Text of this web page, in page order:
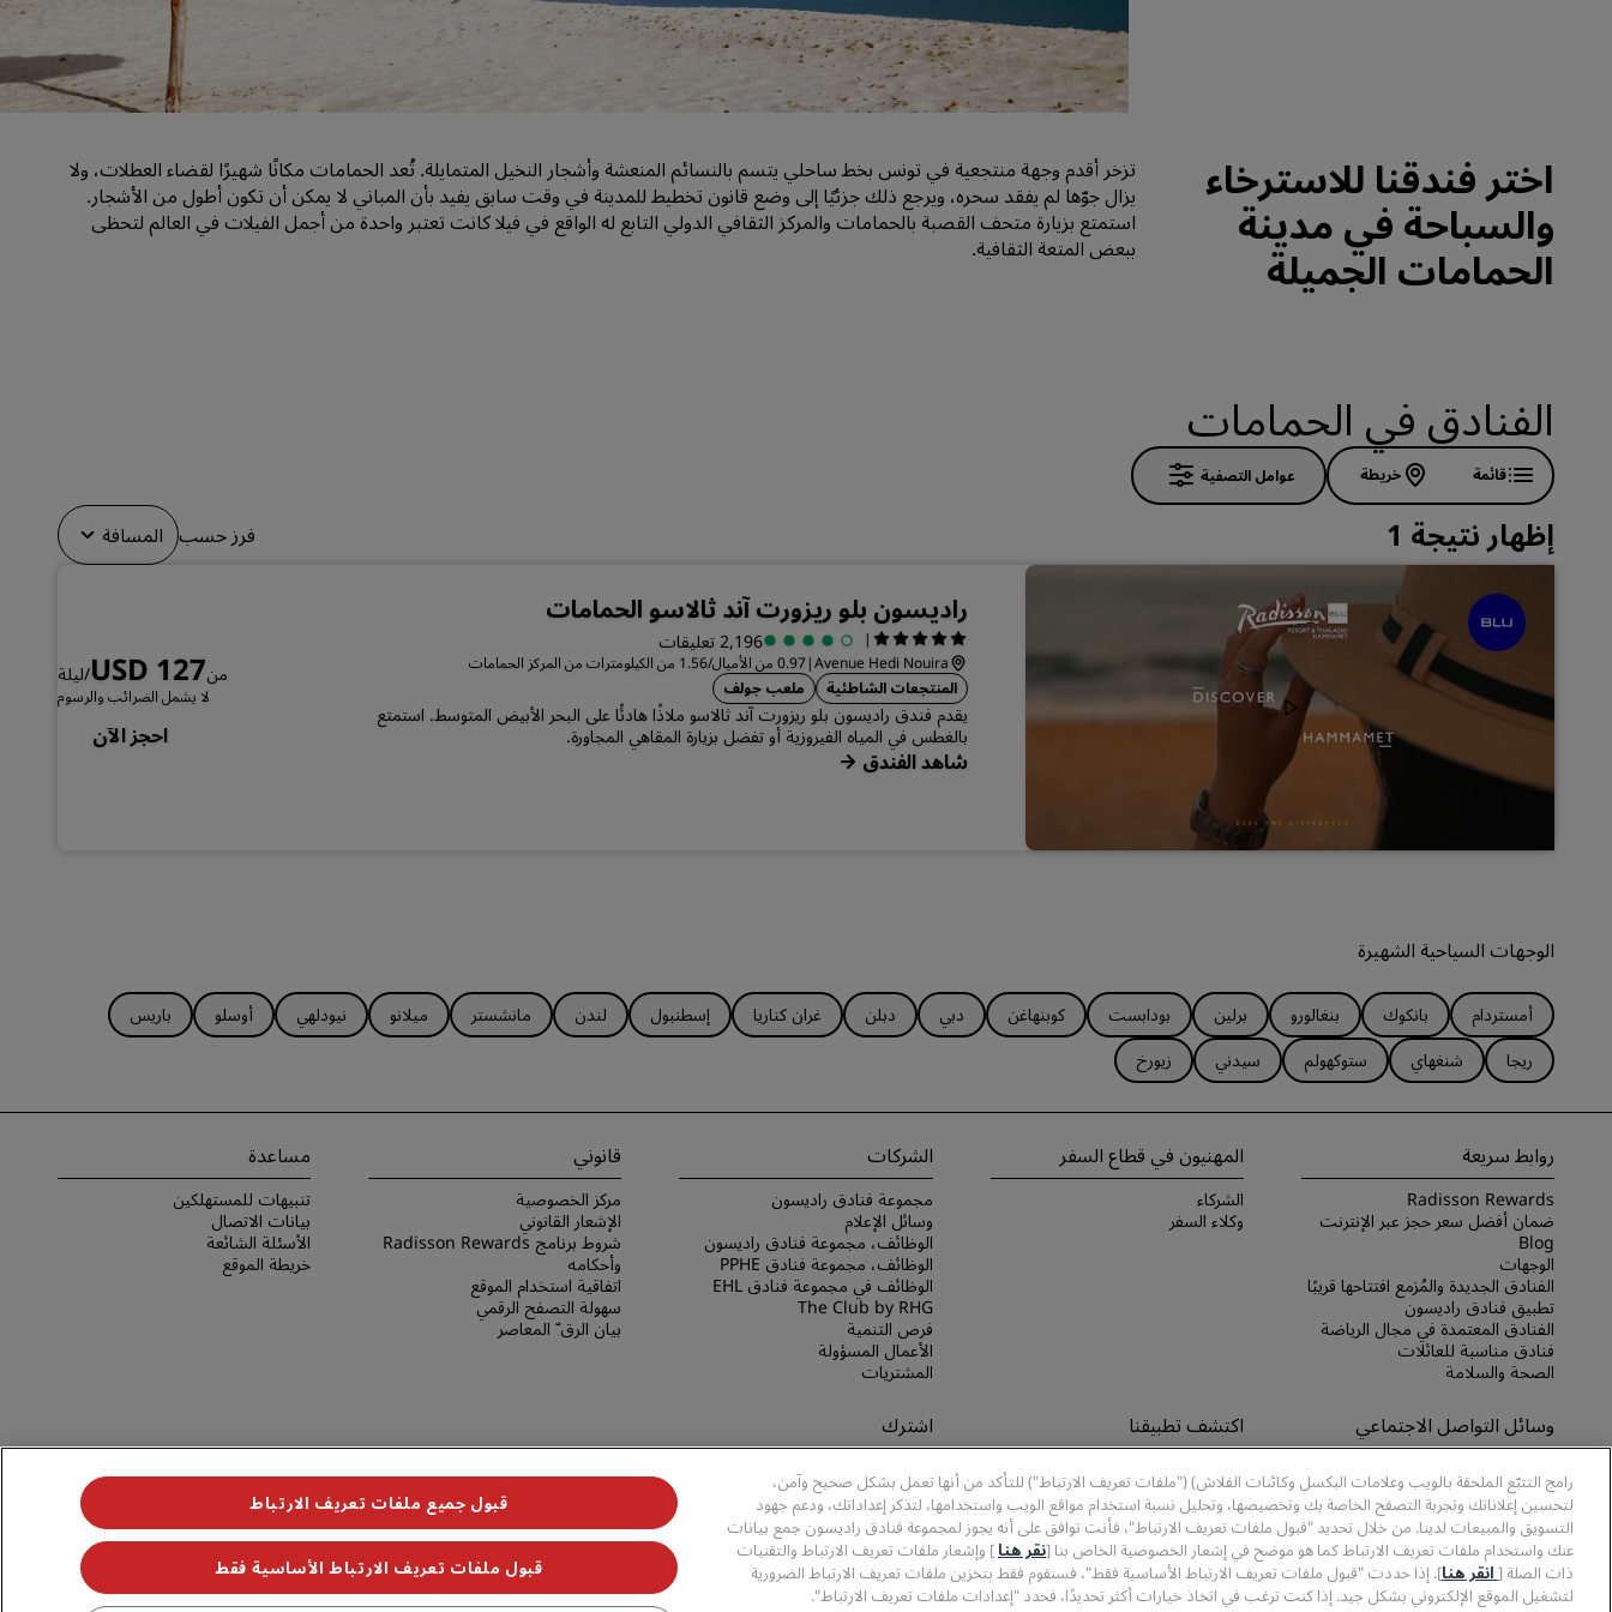
اطلب عرض أسعار
وجهات الفعاليات
حلول الصناعة
البحث عن الرحلات
البحث عن الرحلات
قاعات الزفاف
إقامات مستدامة
إقامات الفرق الرياضية
فنادق في وسط المدينة
تفضل بزيارة مدونتنا
اختر فندقنا للاسترخاء
والسباحة في مدينة
الحمامات الجميلة
تزخر أقدم وجهة منتجعية في تونس بخط ساحلي يتسم بالنسائم المنعشة وأشجار النخيل المتمايلة. تُعد الحمامات مكانًا شهيرًا لقضاء العطلات، ولا
يزال جوّها لم يفقد سحره، ويرجع ذلك جزئيًا إلى وضع قانون تخطيط للمدينة في وقت سابق يفيد بأن المباني لا يمكن أن تكون أطول من الأشجار.
استمتع بزيارة متحف القصبة بالحمامات والمركز الثقافي الدولي التابع له الواقع في فيلا كانت تعتبر واحدة من أجمل الفيلات في العالم لتحظى
ببعض المتعة الثقافية.
الفنادق في الحمامات
قائمة خريطة عوامل التصفية
إظهار نتيجة 1 فرز حسب المسافة
راديسون بلو ريزورت آند ثالاسو الحمامات
| 2,196 تعليقات
Avenue Hedi Nouira
| 0.97 من الأميال/1.56 من الكيلومترات من المركز الحمامات
المنتجعات الشاطئية
ملعب جولف
يقدم فندق راديسون بلو ريزورت آند ثالاسو ملاذًا هادئًا على البحر الأبيض المتوسط. استمتع
بالغطس في المياه الفيروزية أو تفضل بزيارة المقاهي المجاورة.
شاهد الفندق
منUSD 127/ليلة
لا يشمل الضرائب والرسوم
احجز الآن
الوجهات السياحية الشهيرة
أمستردام بانكوك بنغالورو برلين بودابست كوبنهاغن دبي دبلن غران كناريا إسطنبول لندن مانشستر ميلانو نيودلهي أوسلو
باريس
ريجا
شنغهاي ستوكهولم سيدني زيورخ
روابط سريعة
Radisson Rewards
ضمان أفضل سعر حجز عبر الإنترنت
Blog
الوجهات
الفنادق الجديدة والمُزمع افتتاحها قريبًا
تطبيق فنادق راديسون
الفنادق المعتمدة في مجال الرياضة
فنادق مناسبة للعائلات
الصحة والسلامة
المهنيون في قطاع السفر
الشركاء
وكلاء السفر
الشركات
مجموعة فنادق راديسون
وسائل الإعلام
الوظائف، مجموعة فنادق راديسون
الوظائف، مجموعة فنادق PPHE
الوظائف في مجموعة فنادق EHL
The Club by RHG
فرص التنمية
الأعمال المسؤولة
المشتريات
قانوني
مركز الخصوصية
الإشعار القانوني
شروط برنامج Radisson Rewards
وأحكامه
اتفاقية استخدام الموقع
سهولة التصفح الرقمي
بيان الرق ّ المعاصر
مساعدة
تنبيهات للمستهلكين
بيانات الاتصال
الأسئلة الشائعة
خريطة الموقع
وسائل التواصل الاجتماعي اكتشف تطبيقنا اشترك
لا تفوّت فرصة الحصول على أفضل
عروضنا
رامج التتبّع الملحقة بالويب وعلامات البكسل وكائنات الفلاش) ("ملفات تعريف الارتباط") للتأكد من أنها تعمل بشكل صحيح وآمن،
لتحسين إعلاناتك وتجربة التصفح الخاصة بك وتخصيصها، وتحليل نسبة استخدام مواقع الويب واستخدامها، لتذكر إعداداتك، ودعم جهود
التسويق والمبيعات لدينا. من خلال تحديد "قبول ملفات تعريف الارتباط"، فأنت توافق على أنه يجوز لمجموعة فنادق راديسون جمع بيانات
عنك واستخدام ملفات تعريف الارتباط كما هو موضح في إشعار الخصوصية الخاص بنا [نقر هنا ] وإشعار ملفات تعريف الارتباط والتقنيات
ذات الصلة [ انقر هنا]. إذا حددت "قبول ملفات تعريف الارتباط الأساسية فقط"، فسنقوم فقط بتخزين ملفات تعريف الارتباط الضرورية
لتشغيل الموقع الإلكتروني بشكل جيد. إذا كنت ترغب في اتخاذ خيارات أكثر تحديدًا، فحدد "إعدادات ملفات تعريف الارتباط".
قبول جميع ملفات تعريف الارتباط
قبول ملفات تعريف الارتباط الأساسية فقط